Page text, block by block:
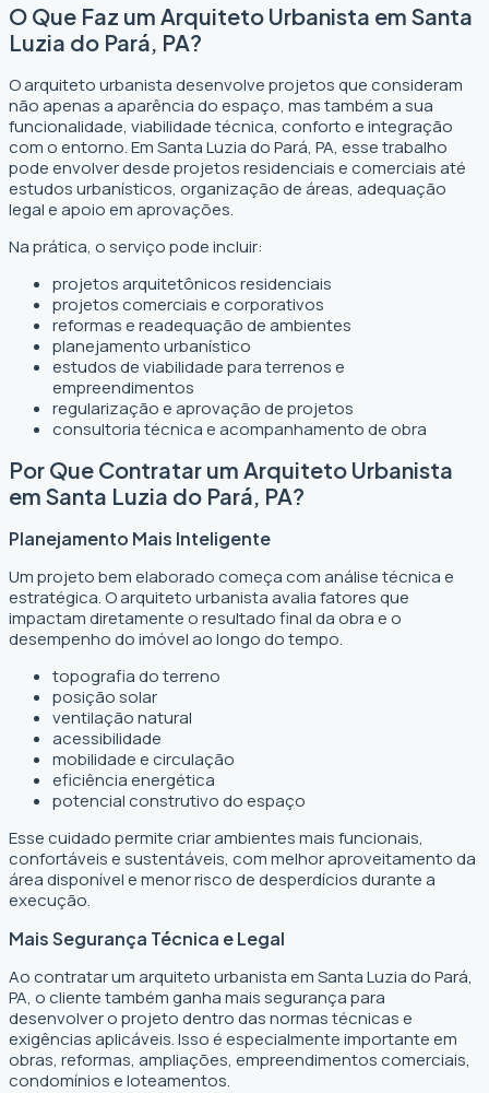
O Que Faz um Arquiteto Urbanista em Santa
Luzia do Pará, PA?
O arquiteto urbanista desenvolve projetos que consideram
não apenas a aparência do espaço, mas também a sua
funcionalidade, viabilidade técnica, conforto e integração
com o entorno. Em Santa Luzia do Pará, PA, esse trabalho
pode envolver desde projetos residenciais e comerciais até
estudos urbanísticos, organização de áreas, adequação
legal e apoio em aprovações.
Na prática, o serviço pode incluir:
projetos arquitetônicos residenciais
projetos comerciais e corporativos
reformas e readequação de ambientes
planejamento urbanístico
estudos de viabilidade para terrenos e
empreendimentos
regularização e aprovação de projetos
consultoria técnica e acompanhamento de obra
Por Que Contratar um Arquiteto Urbanista
em Santa Luzia do Pará, PA?
Planejamento Mais Inteligente
Um projeto bem elaborado começa com análise técnica e
estratégica. O arquiteto urbanista avalia fatores que
impactam diretamente o resultado final da obra e o
desempenho do imóvel ao longo do tempo.
topografia do terreno
posição solar
ventilação natural
acessibilidade
mobilidade e circulação
eficiência energética
potencial construtivo do espaço
Esse cuidado permite criar ambientes mais funcionais,
confortáveis e sustentáveis, com melhor aproveitamento da
área disponível e menor risco de desperdícios durante a
execução.
Mais Segurança Técnica e Legal
Ao contratar um arquiteto urbanista em Santa Luzia do Pará,
PA, o cliente também ganha mais segurança para
desenvolver o projeto dentro das normas técnicas e
exigências aplicáveis. Isso é especialmente importante em
obras, reformas, ampliações, empreendimentos comerciais,
condomínios e loteamentos.